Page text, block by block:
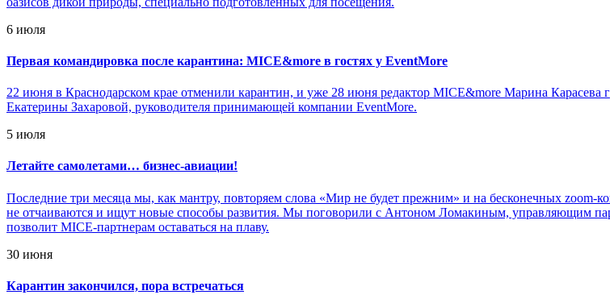
6 июля
Первая командировка после карантина: MICE&more в гостях у EventMore
22 июня в Краснодарском крае отменили карантин, и уже 28 июня редактор MICE&more Марина Карасева
Екатерины Захаровой, руководителя принимающей компании EventMore.
5 июля
Летайте самолетами… бизнес-авиации!
Последние три месяца мы, как мантру, повторяем слова «Мир не будет прежним» и на бесконечных zoom-
не отчаиваются и ищут новые способы развития. Мы поговорили с Антоном Ломакиным, управляющим
позволит MICE-партнерам оставаться на плаву.
30 июня
Карантин закончился, пора встречаться